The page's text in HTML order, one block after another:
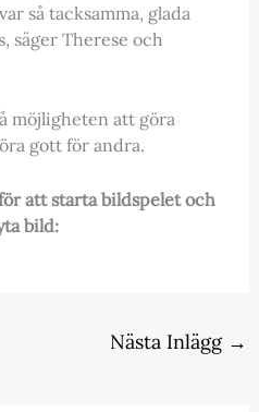
så tacksamma, glada
säger Therese och
möjligheten att göra
gott för andra.
att starta bildspelet och
bild:
Nästa Inlägg →